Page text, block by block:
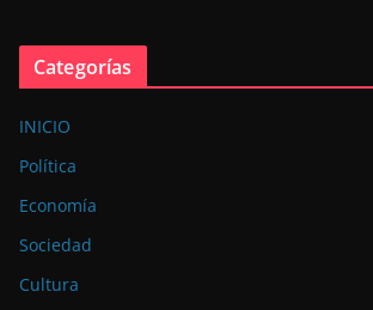
Categorías
INICIO
Política
Economía
Sociedad
Cultura